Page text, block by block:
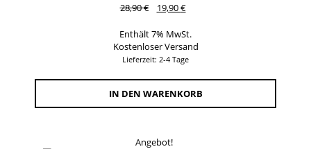
28,90€
Ursprünglicher
war:
28,90 €
19,90€
19,90 €.
Enthält 7% MwSt.
Kostenloser Versand
Lieferzeit: 2-4 Tage
IN DEN WARENKORB
Angebot!